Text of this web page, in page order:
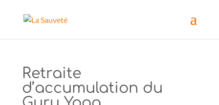
Retraite
d’accumulation du